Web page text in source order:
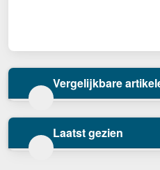
Vergelijkbare
Laatst gezien